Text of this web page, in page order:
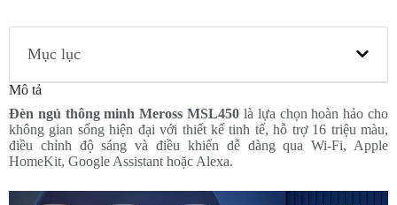
Mục lục
Mô tả
Đèn ngủ thông minh Meross MSL450 là lựa chọn hoàn hảo cho
không gian sống hiện đại với thiết kế tinh tế, hỗ trợ 16 triệu màu,
điều chỉnh độ sáng và điều khiển dễ dàng qua Wi-Fi, Apple
HomeKit, Google Assistant hoặc Alexa.